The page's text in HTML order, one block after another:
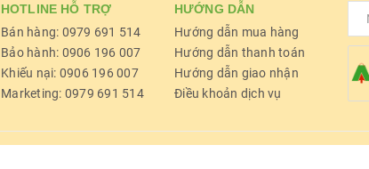
HOTLINE HỖ TRỢ
Bán hàng: 0979 691 514
Bảo hành: 0906 196 007
Khiếu nại: 0906 196 007
Marketing: 0979 691 514
HƯỚNG DẪN
Hướng dẫn mua hàng
Hướng dẫn thanh toán
Hướng dẫn giao nhận
Điều khoản dịch vụ